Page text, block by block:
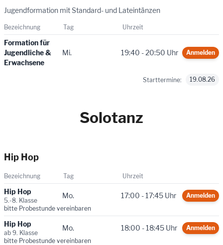
Jugendformation mit Standard- und Lateintänzen
Bezeichnung Tag Uhrzeit
Formation für
Jugendliche &
Erwachsene
Mi. 19:40 - 20:50 Uhr Anmelden
Starttermine: 19.08.26
Solotanz
Hip Hop
Bezeichnung Tag Uhrzeit
Hip Hop
5.-8. Klasse
Mo. 17:00 - 17:45 Uhr
Anmelden
bitte Probestunde vereinbaren
Hip Hop
ab 9. Klasse
Mo. 18:00 - 18:45 Uhr
Anmelden
bitte Probestunde vereinbaren